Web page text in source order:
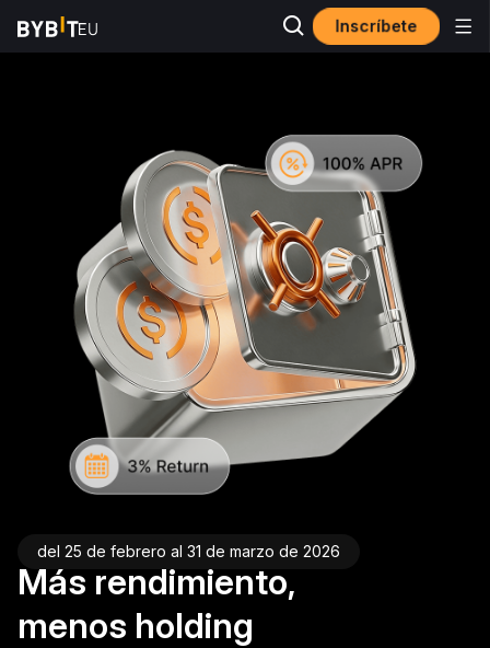
Inscríbete
del 25 de febrero al 31 de marzo de 2026
Más rendimiento,
menos holding